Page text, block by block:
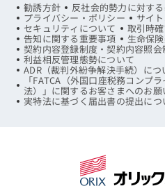
勧誘方針 反社会的勢力に対す
プライバシー・ポリシー サイ
セキュリティについて 取引時
告知に関する重要事項 生命保
契約内容登録制度・契約内容照会
利益相反管理態勢について
ADR（裁判外紛争解決手続）につ
「FATCA（外国口座税務コンプ
法）」に関するお客さまへのお願
実特法に基づく届出書の提出につ